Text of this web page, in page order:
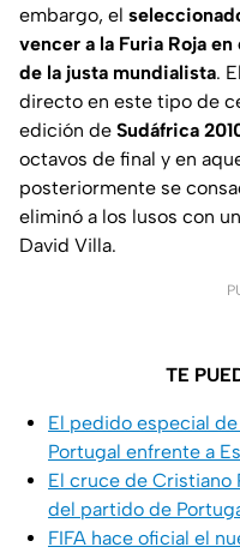
embargo, el
vencer a la Furia Roja en
de la justa mundialista.
directo en este tipo de
edición de Sudáfrica
octavos de final y en
posteriormente se
eliminó a los lusos con
David Villa.
TE
El pedido especial
Portugal enfrente a
El cruce de Cristiano
del partido de
FIFA hace oficial el